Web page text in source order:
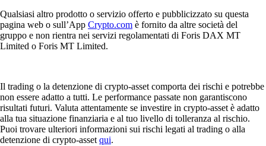
Qualsiasi altro prodotto o servizio offerto e pubblicizzato su questa
pagina web o sull’App Crypto.com è fornito da altre società del
gruppo e non rientra nei servizi regolamentati di Foris DAX MT
Limited o Foris MT Limited.
Il trading o la detenzione di crypto-asset comporta dei rischi e potrebbe
non essere adatto a tutti. Le performance passate non garantiscono
risultati futuri. Valuta attentamente se investire in crypto-asset è adatto
alla tua situazione finanziaria e al tuo livello di tolleranza al rischio.
Puoi trovare ulteriori informazioni sui rischi legati al trading o alla
detenzione di crypto-asset qui.